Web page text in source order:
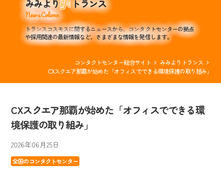
みみより トランス
News Column
トランスコスモスに関するニュースから、コンタクトセンターの拠点
や採用関連の最新情報など、さまざまな情報を発信します。
コンタクトセンター総合サイト
みみよりトランス
CXスクエア那覇が始めた「オフィスでできる環境保護の取り組み」
CXスクエア那覇が始めた「オフィスでできる環
境保護の取り組み」
2026年06月25日
全国のコンタクトセンター